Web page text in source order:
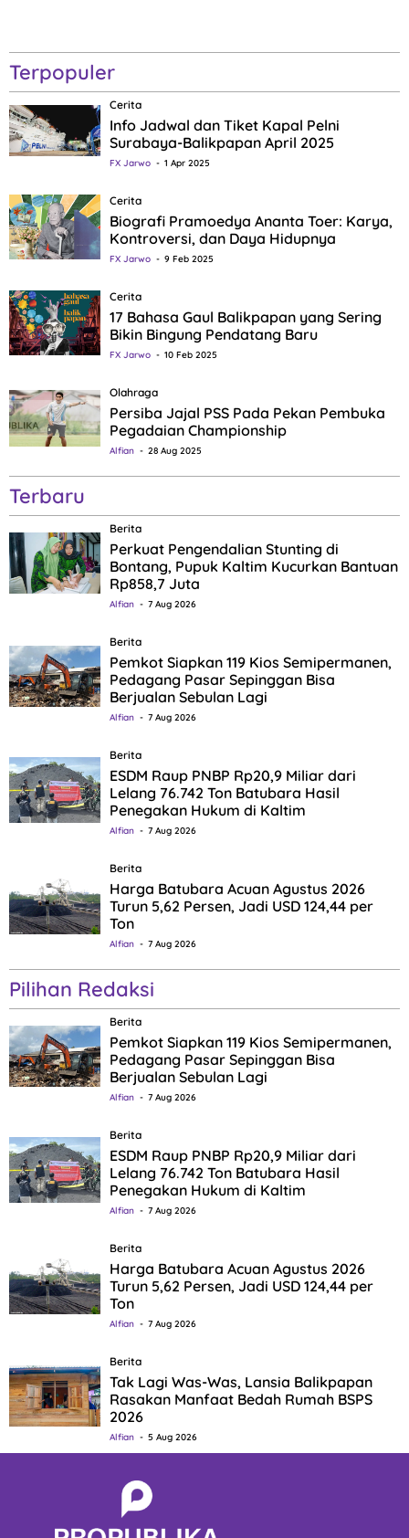
Terpopuler
Cerita
Info Jadwal dan Tiket Kapal Pelni
Surabaya-Balikpapan April 2025
FX Jarwo 1 Apr 2025
Cerita
Biografi Pramoedya Ananta Toer: Karya,
Kontroversi, dan Daya Hidupnya
FX Jarwo 9 Feb 2025
Cerita
17 Bahasa Gaul Balikpapan yang Sering
Bikin Bingung Pendatang Baru
FX Jarwo 10 Feb 2025
Olahraga
Persiba Jajal PSS Pada Pekan Pembuka
Pegadaian Championship
Alfian 28 Aug 2025
Terbaru
Berita
Perkuat Pengendalian Stunting di
Bontang, Pupuk Kaltim Kucurkan Bantuan
Rp858,7 Juta
Alfian 7 Aug 2026
Berita
Pemkot Siapkan 119 Kios Semipermanen,
Pedagang Pasar Sepinggan Bisa
Berjualan Sebulan Lagi
Alfian 7 Aug 2026
Berita
ESDM Raup PNBP Rp20,9 Miliar dari
Lelang 76.742 Ton Batubara Hasil
Penegakan Hukum di Kaltim
Alfian 7 Aug 2026
Berita
Harga Batubara Acuan Agustus 2026
Turun 5,62 Persen, Jadi USD 124,44 per
Ton
Alfian 7 Aug 2026
Pilihan Redaksi
Berita
Pemkot Siapkan 119 Kios Semipermanen,
Pedagang Pasar Sepinggan Bisa
Berjualan Sebulan Lagi
Alfian 7 Aug 2026
Berita
ESDM Raup PNBP Rp20,9 Miliar dari
Lelang 76.742 Ton Batubara Hasil
Penegakan Hukum di Kaltim
Alfian 7 Aug 2026
Berita
Harga Batubara Acuan Agustus 2026
Turun 5,62 Persen, Jadi USD 124,44 per
Ton
Alfian 7 Aug 2026
Berita
Tak Lagi Was-Was, Lansia Balikpapan
Rasakan Manfaat Bedah Rumah BSPS
2026
Alfian 5 Aug 2026